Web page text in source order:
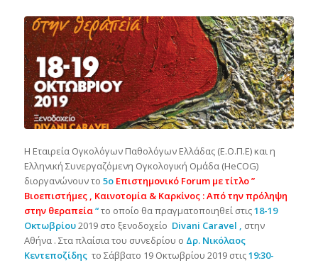
Η Εταιρεία Ογκολόγων Παθολόγων Ελλάδας (Ε.Ο.Π.Ε) και η
Ελληνική Συνεργαζόμενη Ογκολογική Ομάδα (HeCOG)
διοργανώνουν το 5ο Επιστημονικό Forum με τίτλο ”
Βιοεπιστήμες , Καινοτομία & Καρκίνος : Από την πρόληψη
στην θεραπεία“το οποίο θα πραγματοποιηθεί στις18-19
Οκτωβρίου2019 στο ξενοδοχείο Divani Caravel , στην
Αθήνα . Στα πλαίσια του συνεδρίου ο Δρ. Νικόλαος
Κεντεποζίδηςτο Σάββατο 19 Οκτωβρίου 2019 στις19:30-